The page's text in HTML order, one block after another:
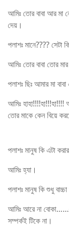
আমিঃ তোর বাবা আর মা
দেয়।
পলাশঃ মানে???? সেটা
আমিঃ তোর বাবা তোর
পলাশঃ ছিঃ আমার মা
আমিঃ
তোর মাকে কেন বিয়ে
পলাশঃ মানুষ কি এটা
আমিঃ হ্যা।
পলাশঃ মানুষ কি শুধু
আমিঃ আরে না
সম্পর্কই টিকে না।